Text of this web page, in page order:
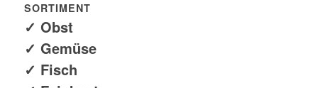
SORTIMENT
✓ Obst
✓ Gemüse
✓ Fisch